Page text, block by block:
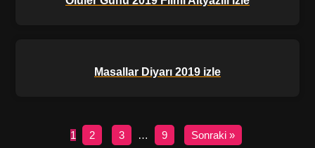
Masallar Diyarı 2019 izle
1 2 3 … 9 Sonraki »